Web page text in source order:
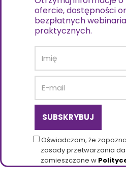
ofercie, dostępności
bezpłatnych
praktycznych.
Oświadczam, że
zasady przetwarzania
zamieszczone w